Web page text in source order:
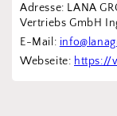
Adresse: LANA
Vertriebs GmbH
E-Mail:
Webseite: https://